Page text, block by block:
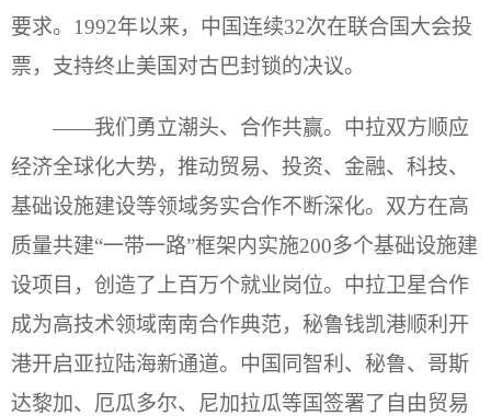
要求。1992年以来，中国连续32次在联合国大会投
票，支持终止美国对古巴封锁的决议。
——我们勇立潮头、合作共赢。中拉双方顺应
经济全球化大势，推动贸易、投资、金融、科技、
基础设施建设等领域务实合作不断深化。双方在高
质量共建“一带一路”框架内实施200多个基础设施建
设项目，创造了上百万个就业岗位。中拉卫星合作
成为高技术领域南南合作典范，秘鲁钱凯港顺利开
港开启亚拉陆海新通道。中国同智利、秘鲁、哥斯
达黎加、厄瓜多尔、尼加拉瓜等国签署了自由贸易